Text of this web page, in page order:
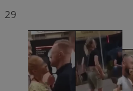
29